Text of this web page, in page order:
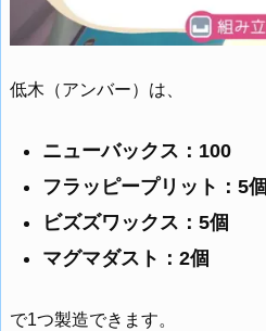
低木（アンバー）は、
ニューバックス：100
フラッピープリット：5個
ビズズワックス：5個
マグマダスト：2個
で1つ製造できます。